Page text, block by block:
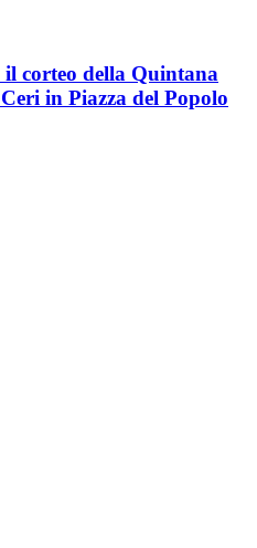
corteo della Quintana
in Piazza del Popolo